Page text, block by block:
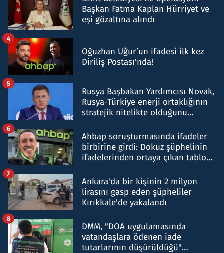
Başkan Fatma Kaplan Hürriyet ve
eşi gözaltına alındı
Oğuzhan Uğur’un ifadesi ilk kez
Diriliş Postası'nda!
4
Rusya Başbakan Yardımcısı Novak,
Rusya-Türkiye enerji ortaklığının
stratejik nitelikte olduğunu
5
Ahbap soruşturmasında ifadeler
birbirine girdi: Dokuz şüphelinin
ifadelerinden ortaya çıkan tablo
6
Ankara'da bir kişinin 2 milyon
lirasını gasp eden şüpheliler
Kırıkkale'de yakalandı
7
DMM, "DOA uygulamasında
vatandaşlara ödenen iade
tutarlarının düşürüldüğü"
8